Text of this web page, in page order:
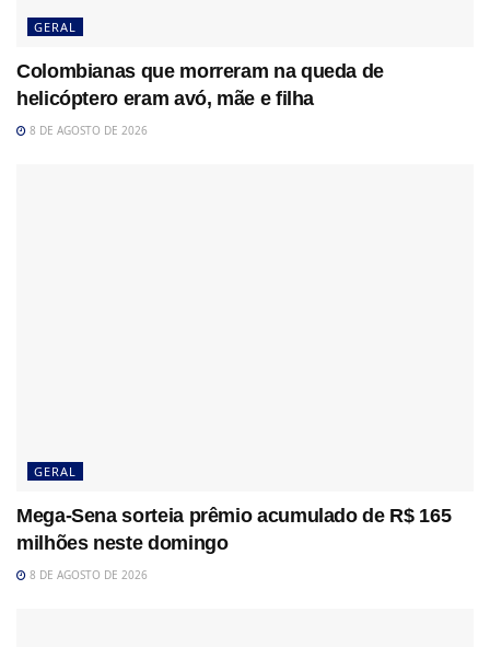
GERAL
Colombianas que morreram na queda de
helicóptero eram avó, mãe e filha
8 DE AGOSTO DE 2026
GERAL
Mega-Sena sorteia prêmio acumulado de R$ 165
milhões neste domingo
8 DE AGOSTO DE 2026